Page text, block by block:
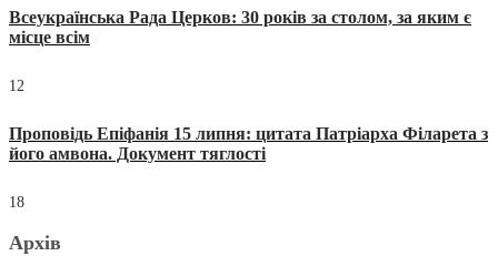
Всеукраїнська Рада Церков: 30 років за столом, за яким є
місце всім
12
Проповідь Епіфанія 15 липня: цитата Патріарха Філарета з
його амвона. Документ тяглості
18
Архів